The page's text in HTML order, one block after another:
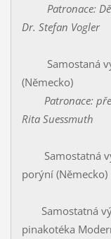
Patronace:
Dr. Stefan Vogler
Samostaná
(Nĕmecko)
Patronace:
Rita Suessmuth
Samostatná
porýní (Německo)
Samostatná
pinakotéka